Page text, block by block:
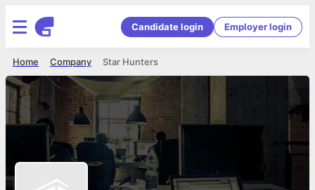
Candidate login Employer login
Star Hunters
Company
Home